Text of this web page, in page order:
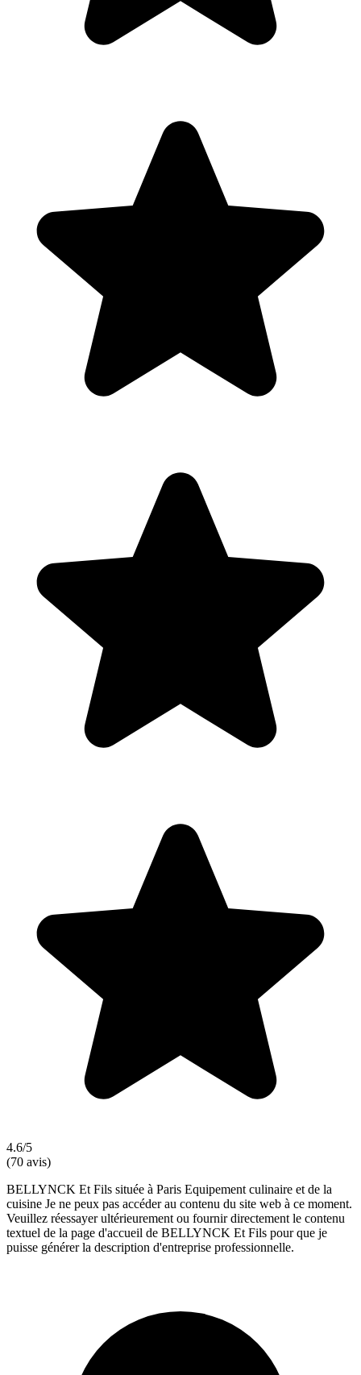
4.6/5
(70 avis)
BELLYNCK Et Fils située à Paris Equipement culinaire et de la
cuisine Je ne peux pas accéder au contenu du site web à ce moment.
Veuillez réessayer ultérieurement ou fournir directement le contenu
textuel de la page d'accueil de BELLYNCK Et Fils pour que je
puisse générer la description d'entreprise professionnelle.